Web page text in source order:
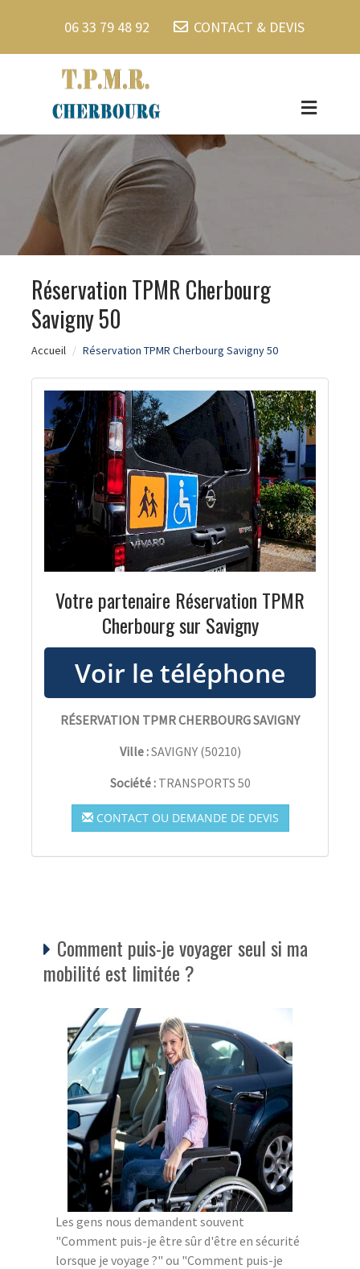
06 33 79 48 92 CONTACT & DEVIS
Réservation TPMR Cherbourg
Savigny 50
Accueil Réservation TPMR Cherbourg Savigny 50
Votre partenaire Réservation TPMR
Cherbourg sur Savigny
RÉSERVATION TPMR CHERBOURG SAVIGNY
Ville :SAVIGNY(50210)
Société : TRANSPORTS 50
CONTACT OU DEMANDE DE DEVIS
Comment puis-je voyager seul si ma
mobilité est limitée ?
Les gens nous demandent souvent
"Comment puis-je être sûr d'être en sécurité
lorsque je voyage ?" ou "Comment puis-je